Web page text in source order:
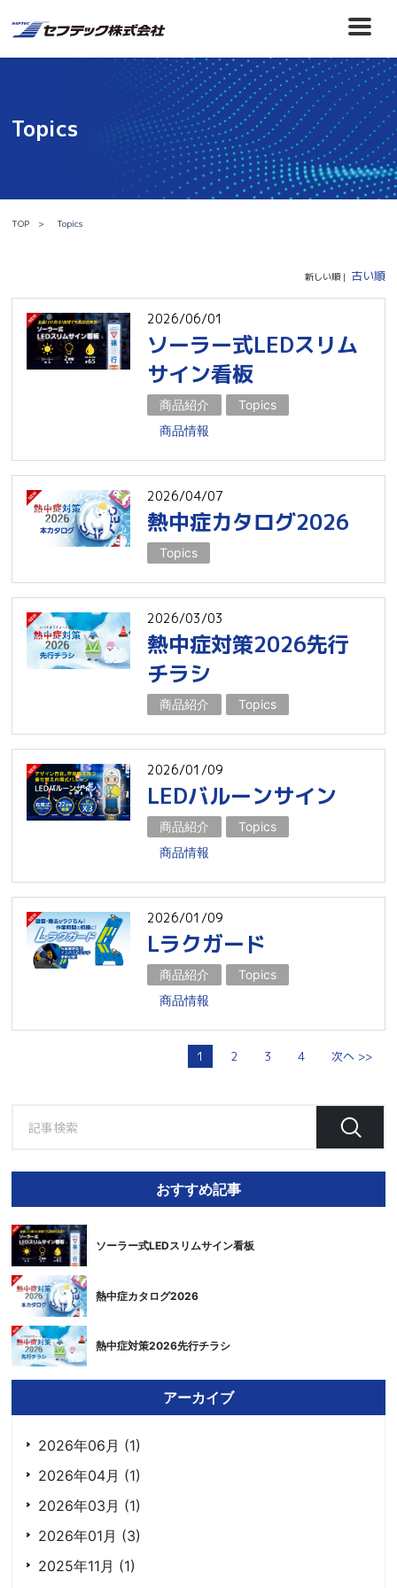
Topics
TOP Topics
新しい順 | 古い順
2026/06/01
ソーラー式LEDスリム
サイン看板
商品紹介
Topics
商品情報
2026/04/07
熱中症カタログ2026
Topics
2026/03/03
熱中症対策2026先行
チラシ
商品紹介 Topics
2026/01/09
LEDバルーンサイン
商品紹介
Topics
商品情報
2026/01/09
Lラクガード
商品紹介
Topics
商品情報
1 2 3 4 次へ >>
おすすめ記事
ソーラー式LEDスリムサイン看板
熱中症カタログ2026
熱中症対策2026先行チラシ
アーカイブ
2026年06月 (1)
2026年04月 (1)
2026年03月 (1)
2026年01月 (3)
2025年11月 (1)